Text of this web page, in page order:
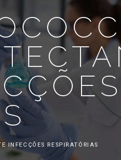
INFECÇÕES RESPIRATÓRIAS